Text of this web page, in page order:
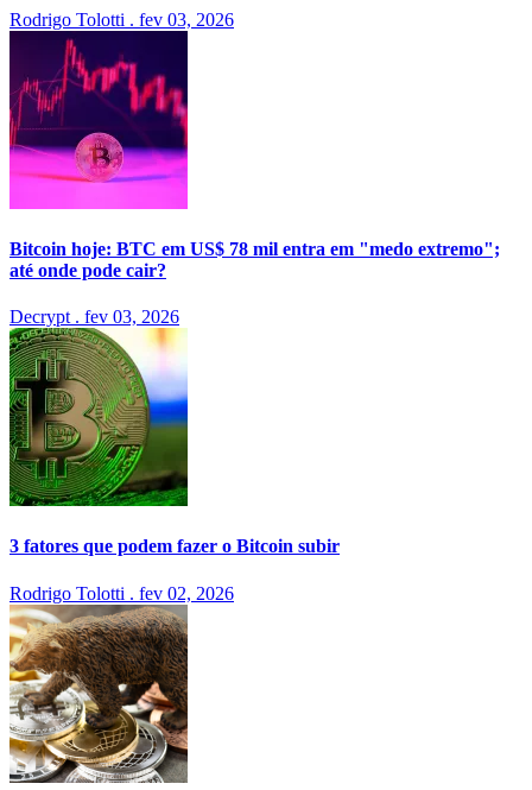
Rodrigo Tolotti . fev 03, 2026
Bitcoin hoje: BTC em US$ 78 mil entra em "medo extremo";
até onde pode cair?
Decrypt . fev 03, 2026
3 fatores que podem fazer o Bitcoin subir
Rodrigo Tolotti . fev 02, 2026